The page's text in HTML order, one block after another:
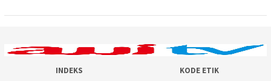
INDEKS
KODE ETIK